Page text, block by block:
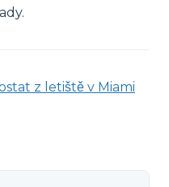
z letiště v Miami